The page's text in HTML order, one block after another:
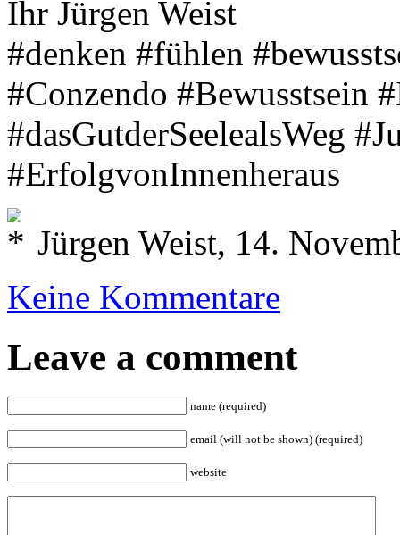
Ihr Jürgen Weist
#denken #fühlen
#Conzendo #Bewusstsein
#dasGutderSeelealsWeg
#ErfolgvonInnenheraus
Jürgen Weist, 14.
Keine Kommentare
Leave a comment
name (required)
email (will not be shown) (required)
website